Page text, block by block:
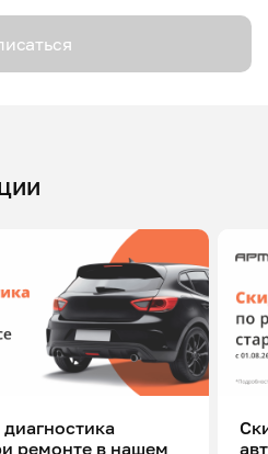
ремонте в нашем